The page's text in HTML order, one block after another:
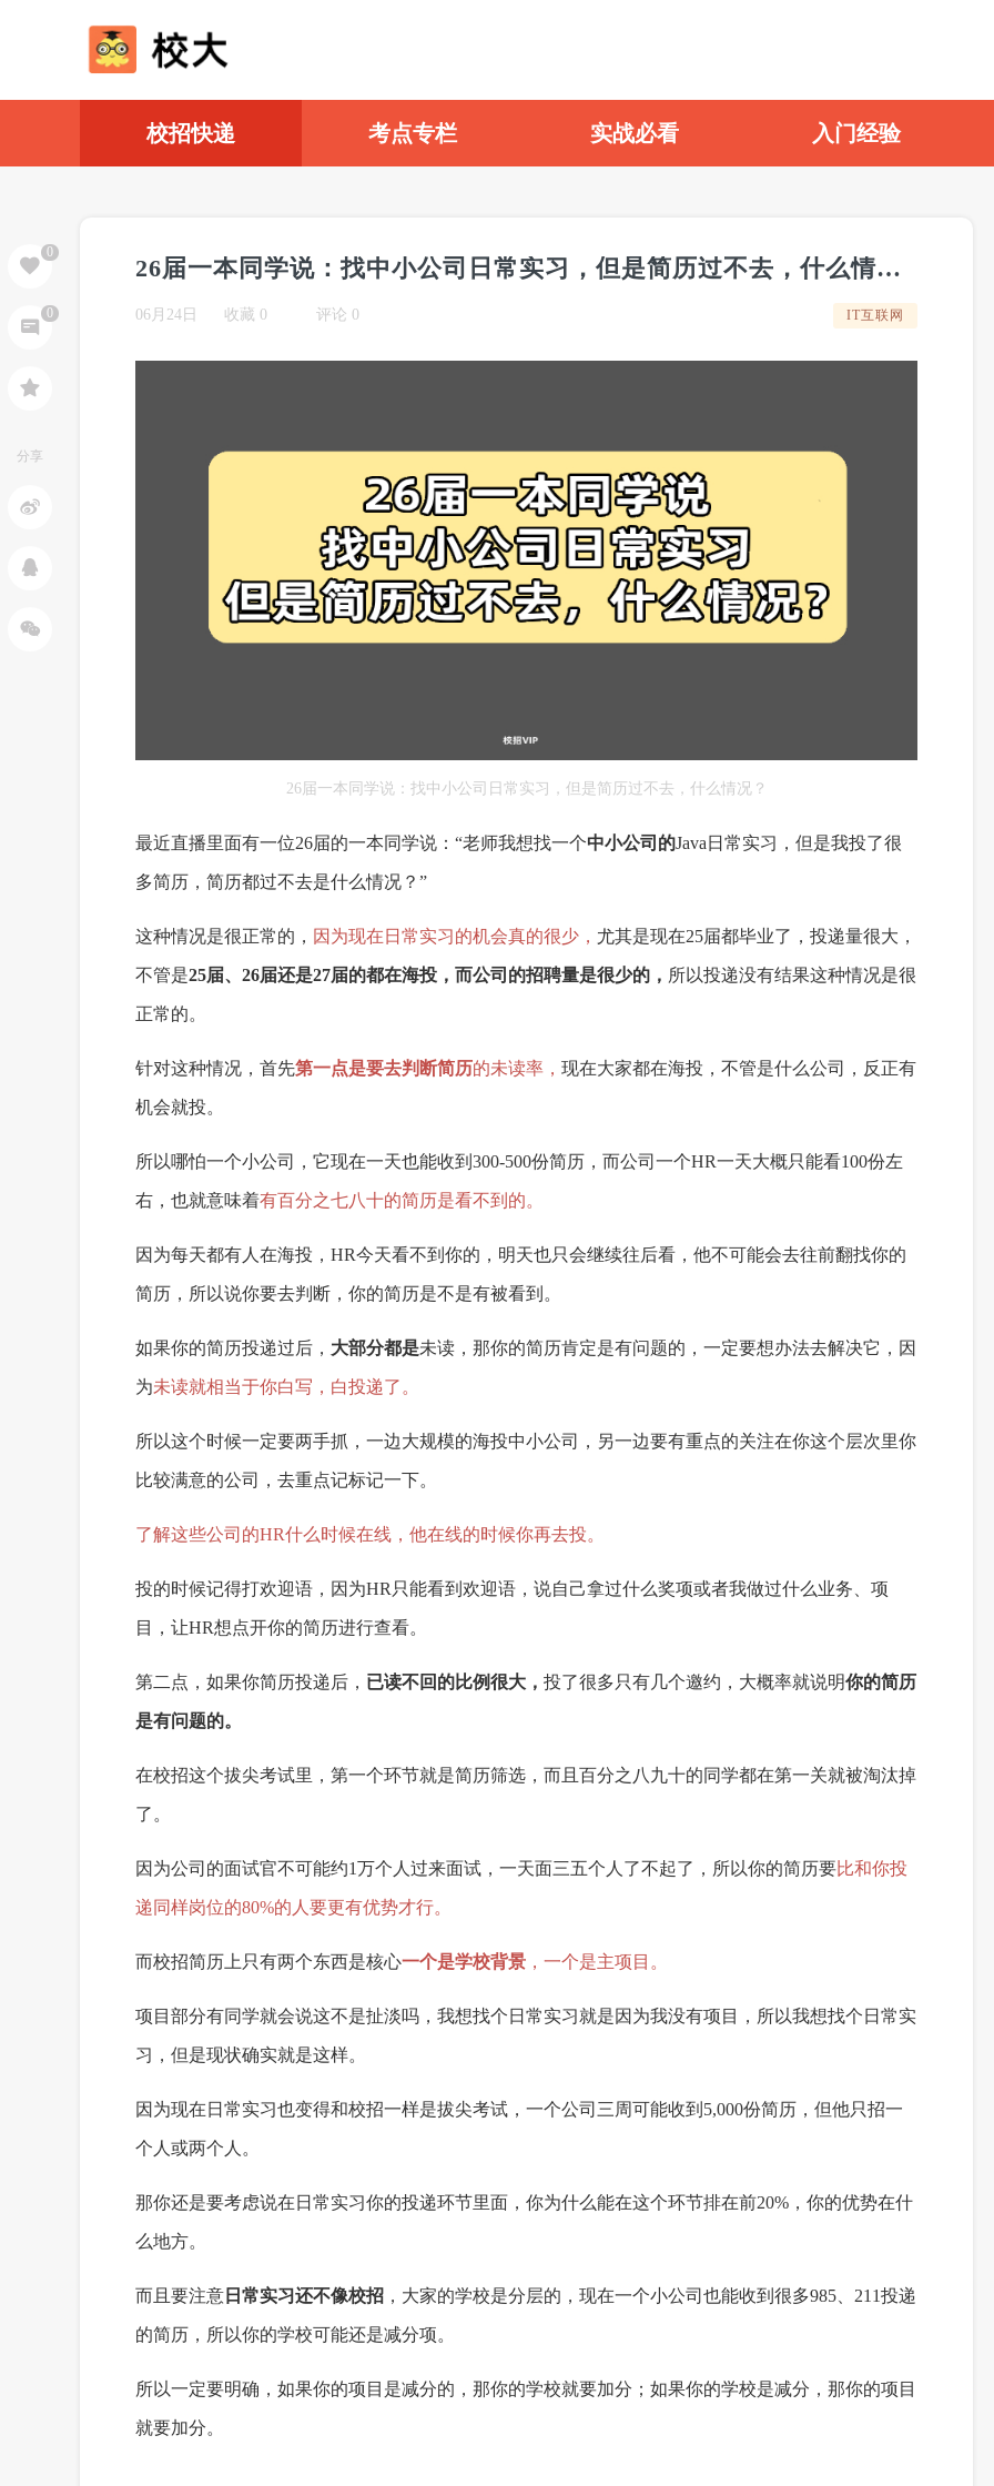
校招快递 考点专栏 实战必看 入门经验
0
0
分享
26届一本同学说：找中小公司日常实习，但是简历过不去，什么情况？
06月24日 收藏 0 评论 0 IT互联网
26届一本同学说：找中小公司日常实习，但是简历过不去，什么情况？
最近直播里面有一位26届的一本同学说 ： “老师我想找一个中小公司的Java日常实习 ， 但是我投了很
多简历 ， 简历都过不去是什么情况 ？ ”
这种情况是很正常的 ， 因为现在 日常实习的机会真的很少 ， 尤其是现在25届都毕业了，投递量很大，
不管是25届、26届还是27届的都在海投，而公司的招聘量是很少的， 所以投递没有结果这种情况是很
正常的。
针对这种情况，首先第一点是要去判断简历的未读率 ， 现在大家都在海投 ， 不管是什么公司， 反正有
机会就投。
所以哪怕一个小公司 ， 它现在一天也能收到 300-500份简历 ， 而公司 一个HR一天大概只能看100份左
右 ， 也就意味着有百分之七八十的简历是看不到的。
因为每天都有人 在海投 ， HR今天看不到你的 ， 明天也只会继续往后看 ， 他不可能会去往前翻找你的
简历 ， 所以说你要去判断 ， 你的简历是不是有被看到 。
如果你的简历投递过后， 大部分都是未读 ， 那你的简历肯定是有问题的 ， 一定要想办法去解决它 ， 因
为未读就相当于你白写 ， 白投递了 。
所以这个时候一定要两手抓 ， 一边大规模的海投中小公司 ， 另一边要有重点的关注在你这个层次里你
比较满意的公司 ， 去重点记标记一下。
了解这些公司 的HR什么时候在线 ， 他在线的时候你再去投。
投的时候记得打欢迎语 ， 因为HR只能看到欢迎语 ， 说自己拿过什么奖项或者我做过什么业务 项
目 ， 让HR想点开你的简历进行查看。
第二点 ， 如果你简历投递后， 已读不回的比例很大， 投了很多只有几个邀约， 大概率就说明你的简历
是有问题的。
在校招这个拔尖考试里， 第一个环节就是简历筛选 ， 而且百分之八九十的同学都在第一关就被淘汰掉
了 。
因为公司的面试官不可能约1万个人过来面试 ， 一天面三五个 人了不起了 ， 所以你的简历要比和你投
递同样岗位的80%的人要更有优势才行。
而校招简历上只有两个东西是核心一个是学校背景 ， 一个是主项目 。
项目 部分有同学就会说这不是扯淡吗 ， 我想找个日常实习就是因为我没有项目 ， 所以我想找个日常实
习 ， 但是现状确实就是这样。
因为现在 日常实习也变得和校招一样是拔尖考试 ， 一个公司 三周可能收到 5,000份简历 ， 但他只招一
个人或两个人。
那你还是要考虑说在日常实习你的投递环节里面 ， 你为什么能在这个环节排在前20% ， 你的优势在什
么地方。
而且要注意 日常实习还不像校招 ， 大家的学校是分层的 ， 现在一个小公司也能收到很多985、211投递
的简历 ， 所以你的学校可能还是减分项。
所以一定要明确 ， 如果你的项目 是减分的 ， 那你的学校就要加分 ； 如果你的学校是减分 ， 那你的项目
就要加分。